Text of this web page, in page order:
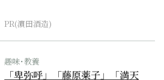
PR(濵田酒造)
趣味･教養
「卑弥呼」「藤原薬子」「満天